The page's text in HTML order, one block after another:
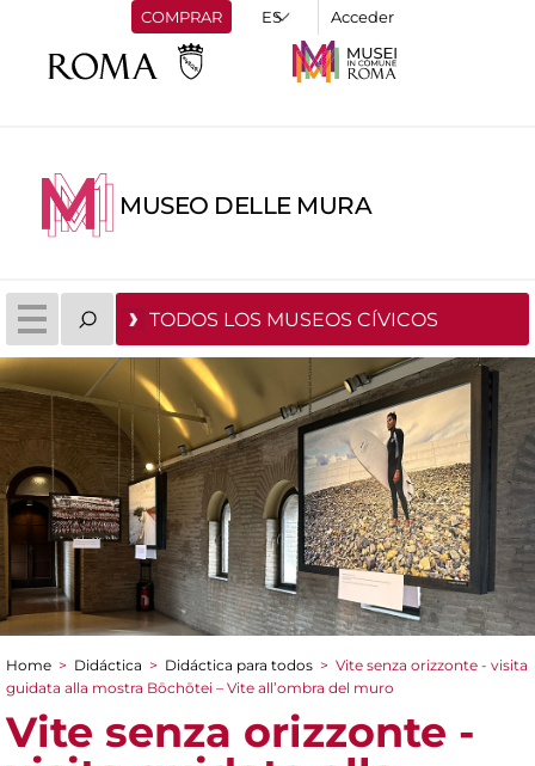
COMPRAR Acceder
MUSEO DELLE MURA
TODOS LOS MUSEOS CÍVICOS
You are here
Home > Didáctica > Didáctica para todos > Vite senza orizzonte - visita
guidata alla mostra Bōchōtei – Vite all’ombra del muro
Vite senza orizzonte -